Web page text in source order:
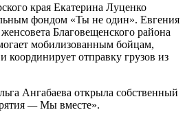
края Екатерина Луценко
фондом «Ты не один». Евгения
Благовещенского района
мобилизованным бойцам,
координирует отправку грузов из
Ангабаева открыла собственный
—Мы вместе».